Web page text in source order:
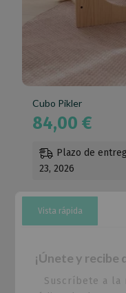
Cubo Pikler
84,00€
Plazo de
23, 2026
Vista rápida
¡Únete y recibe
Suscríbete a la